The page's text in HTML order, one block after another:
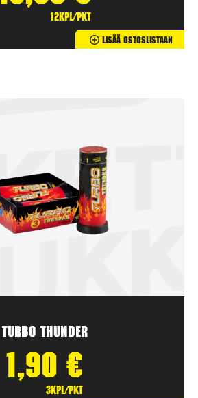
12kpl/pkt
Lisää Ostoslistaan
Turbo Thunder
1,90 €
3kpl/pkt